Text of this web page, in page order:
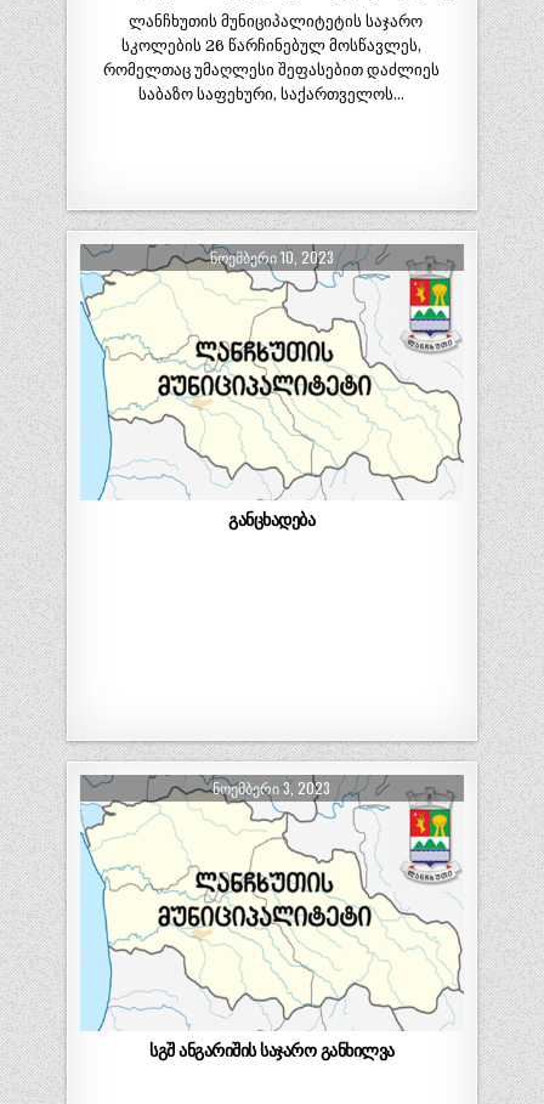
ლანჩხუთის მუნიციპალიტეტის საჯარო
სკოლების 26 წარჩინებულ მოსწავლეს,
რომელთაც უმაღლესი შეფასებით დაძლიეს
საბაზო საფეხური, საქართველოს…
ᲜᲝᲔᲛᲑᲔᲠᲘ 10, 2023
განცხადება
ᲜᲝᲔᲛᲑᲔᲠᲘ 3, 2023
სგშ ანგარიშის საჯარო განხილვა